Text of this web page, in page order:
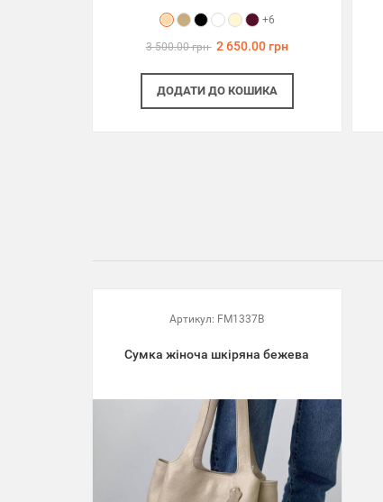
+6
3 500.00 грн 2 650.00 грн
ДОДАТИДО КОШИКА
Артикул: FM1337B
Сумка жіноча шкіряна бежева